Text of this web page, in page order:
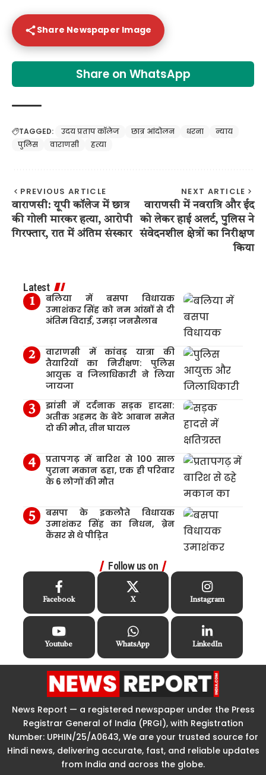
Share Newspaper Image
Share on WhatsApp
TAGGED: उदय प्रताप कॉलेज छात्र आंदोलन धरना
न्याय
पुलिस
वाराणसी हत्या
PREVIOUS ARTICLE
वाराणसी: यूपी कॉलेज में छात्र
की गोली मारकर हत्या, आरोपी
गिरफ्तार, रात में अंतिम संस्कार
NEXT ARTICLE
वाराणसी में नवरात्रि और ईद
को लेकर हाई अलर्ट, पुलिस ने
संवेदनशील क्षेत्रों का निरीक्षण
किया
Latest
बलिया में बसपा विधायक
उमाशंकर सिंह को नम आंखों से दी
अंतिम विदाई, उमड़ा जनसैलाब
वाराणसी में कांवड़ यात्रा की
तैयारियों का निरीक्षण: पुलिस
आयुक्त व जिलाधिकारी ने लिया
जायजा
झांसी में दर्दनाक सड़क हादसा:
अतीक अहमद के बेटे आबान समेत
दो की मौत, तीन घायल
प्रतापगढ़ में बारिश से 100 साल
पुराना मकान ढहा, एक ही परिवार
के 6 लोगों की मौत
बसपा के इकलौते विधायक
उमाशंकर सिंह का निधन, ब्रेन
कैंसर से थे पीड़ित
Follow us on
Facebook X Instagram
Youtube WhatsApp LinkedIn
News Report — a registered newspaper under the Press
Registrar General of India (PRGI), with Registration
Number: UPHIN/25/A0643, We are your trusted source for
Hindi news, delivering accurate, fast, and reliable updates
from India and across the globe.